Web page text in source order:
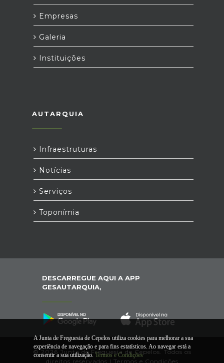
Empresas
Galeria
Instituições
AUTARQUIA
Infraestruturas
Notícias
Serviços
Toponímia
DESCARREGUE AQUI A APP
GESAUTARQUIA,
© 2026 Junta de Freguesia de Cepelos. Todos os
direitos reservados | Termos e Condições
A Junta de Freguesia de Cepelos utiliza cookies para melhorar a sua
experiência de navegação e para fins estatísticos. Ao navegar está a
consentir a sua utilização. Termos e Condições